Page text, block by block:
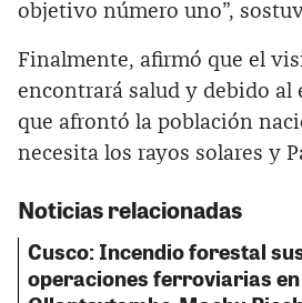
objetivo número uno”,
Finalmente, afirmó que el
encontrará salud y debido al
que afrontó la población
necesita los rayos solares y
Noticias relacionadas
Cusco: Incendio forestal
operaciones ferroviarias